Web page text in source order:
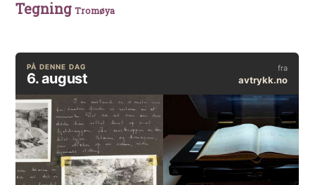
Tegning Tromøya